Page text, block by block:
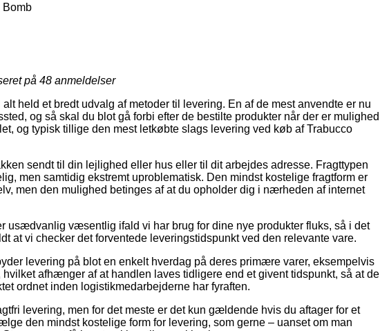
Bomb
på 48 anmeldelser
held et bredt udvalg af metoder til levering. En af de mest anvendte er nu
og så skal du blot gå forbi efter de bestilte produkter når der er mulighed
og typisk tillige den mest letkøbte slags levering ved køb af Trabucco
sendt til din lejlighed eller hus eller til dit arbejdes adresse. Fragttypen
men samtidig ekstremt uproblematisk. Den mindst kostelige fragtform er
men den mulighed betinges af at du opholder dig i nærheden af internet
usædvanlig væsentlig ifald vi har brug for dine nye produkter fluks, så i det
at vi checker det forventede leveringstidspunkt ved den relevante vare.
levering på blot en enkelt hverdag på deres primære varer, eksempelvis
afhænger af at handlen laves tidligere end et givent tidspunkt, så at de
ordnet inden logistikmedarbejderne har fyraften.
levering, men for det meste er det kun gældende hvis du aftager for et
den mindst kostelige form for levering, som gerne – uanset om man